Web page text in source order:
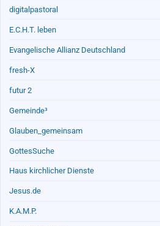
digitalpastoral
E.C.H.T. leben
Evangelische Allianz Deutschland
fresh-X
futur 2
Gemeinde³
Glauben_gemeinsam
GottesSuche
Haus kirchlicher Dienste
Jesus.de
K.A.M.P.